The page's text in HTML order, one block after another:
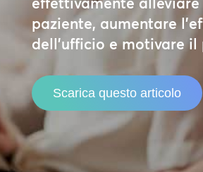
paziente, aumentare
dell’ufficio e motivare il
Scarica questo articolo